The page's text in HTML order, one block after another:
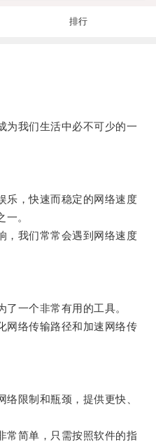
排行
我们生活中必不可少的一
，快速而稳定的网络速度
。
我们常常会遇到网络速度
一个非常有用的工具。
络传输路径和加速网络传
限制和瓶颈，提供更快、
简单，只需按照软件的指